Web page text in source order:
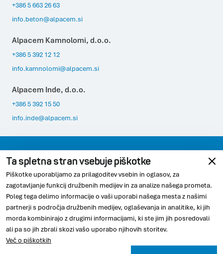
+386 5 663 26 63
info.beton@alpacem.si
Alpacem Kamnolomi, d.o.o.
+386 5 392 12 12
info.kamnolomi@alpacem.si
Alpacem Inde, d.o.o.
+386 5 392 15 50
info.inde@alpacem.si
Varovanje podatkov Pravno obvestilo
Skladnost Piškotki
© 2026 Alpacem
Ta spletna stran vsebuje piškotke
Piškotke uporabljamo za prilagoditev vsebin in oglasov, za
zagotavljanje funkcij družbenih medijev in za analize našega prometa.
Poleg tega delimo informacije o vaši uporabi našega mesta z našimi
partnerji s področja družbenih medijev, oglaševanja in analitike, ki jih
morda kombinirajo z drugimi informacijami, ki ste jim jih posredovali
ali pa so jih zbrali skozi vašo uporabo njihovih storitev.
Več o piškotkih